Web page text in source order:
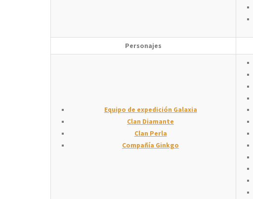
Personajes
Equipo de expedición Galaxia
Clan Diamante
Clan Perla
Compañía Ginkgo